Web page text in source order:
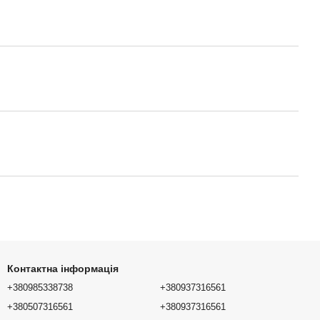
Контактна інформація
+380985338738
+380507316561
+380937316561
+380937316561